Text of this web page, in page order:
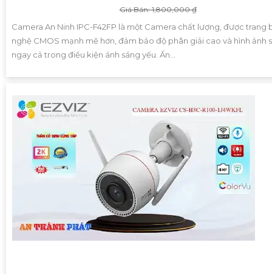
Giá Bán: 1,800,000 ₫
Camera An Ninh IPC-F42FP là một Camera chất lượng, được trang
nghệ CMOS mạnh mẽ hơn, đảm bảo độ phân giải cao và hình ảnh
ngay cả trong điều kiện ánh sáng yếu. Ấn...